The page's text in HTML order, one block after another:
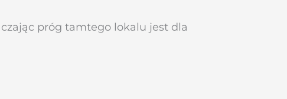
próg tamtego lokalu jest dla